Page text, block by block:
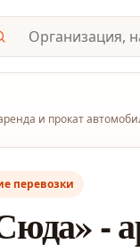
и прокат
перевозки
-